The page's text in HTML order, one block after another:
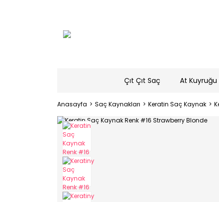
Çıt Çıt Saç At Kuyruğu
Anasayfa Saç Kaynakları Keratin Saç Kaynak